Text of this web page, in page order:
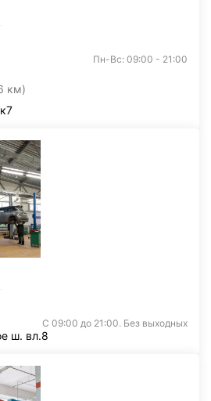
км)
Пн-Вс: 09:00 - 21:00
С 09:00 до 21:00. Без выходных
ш. вл.8